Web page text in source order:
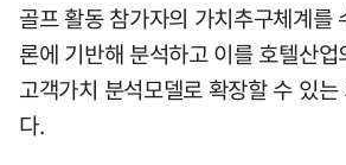
골프 활동 참가자의 가치추구체계를
론에 기반해 분석하고 이를 호텔산
고객가치 분석모델로 확장할 수 있
다.